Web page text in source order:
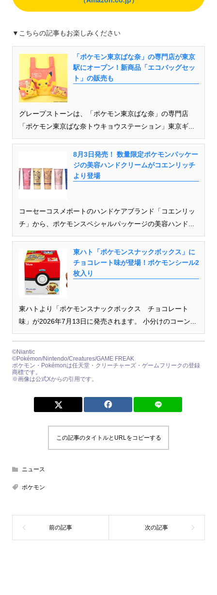
▼こちらの記事もお楽しみください
「ポケモン東京ばな奈」の専門店が東京
駅にオープン！新商品「エコバッグセッ
ト」の販売も
グレープストーンは、「ポケモン東京ばな奈」の専門店
「ポケモン東京ばな奈トウキョウステーション」東京ギ...
8月3日発売！ 数量限定ポケモンパッケー
ジの美容ハンドクリームがコエンリッチ
より登場
コーセーコスメポートのハンドケアブランド「コエンリッ
チ」から、ポケモンスペシャルパッケージの美容ハンド...
東ハト「ポケモンスナックボックス」に
チョコレート味が登場！ポケモンシール2
枚入り
東ハトより「ポケモンスナックボックス チョコレート
味」が2026年7月13日に発売されます。 小分けのコーン...
©Niantic
©Pokémon/Nintendo/Creatures/GAME FREAK
ポケモン・Pokémonは任天堂・クリーチャーズ・ゲームフリークの登録
商標です。
※画像は公式Xからの引用です。
この記事のタイトルとURLをコピーする
ニュース
ポケモン